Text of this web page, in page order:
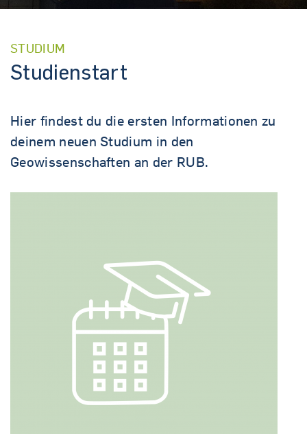
STUDIUM
Studienstart
Hier findest du die ersten Informationen zu
deinem neuen Studium in den
Geowissenschaften an der RUB.